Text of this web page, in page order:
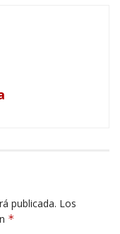
publicada. Los
*